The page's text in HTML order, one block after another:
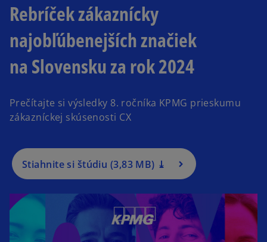
Rebríček zákaznícky
najobľúbenejších značiek
na Slovensku za rok 2024
Prečítajte si výsledky 8. ročníka KPMG prieskumu
zákazníckej skúsenosti CX
Stiahnite si štúdiu (3,83 MB) ⤓
o
p
n
n
n
e
w
t
a